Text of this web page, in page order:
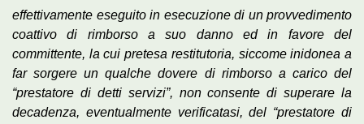
effettivamente eseguito in esecuzione di un provvedimento
coattivo di rimborso a suo danno ed in favore del
committente, la cui pretesa restitutoria, siccome inidonea a
far sorgere un qualche dovere di rimborso a carico del
“prestatore di detti servizi”, non consente di superare la
decadenza, eventualmente verificatasi, del “prestatore di